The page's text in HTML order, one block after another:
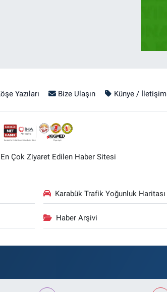
Yazıları Bize Ulaşın Künye / İletişim
Çok Ziyaret Edilen Haber Sitesi
Karabük Trafik Yoğunluk Haritası
Haber Arşivi